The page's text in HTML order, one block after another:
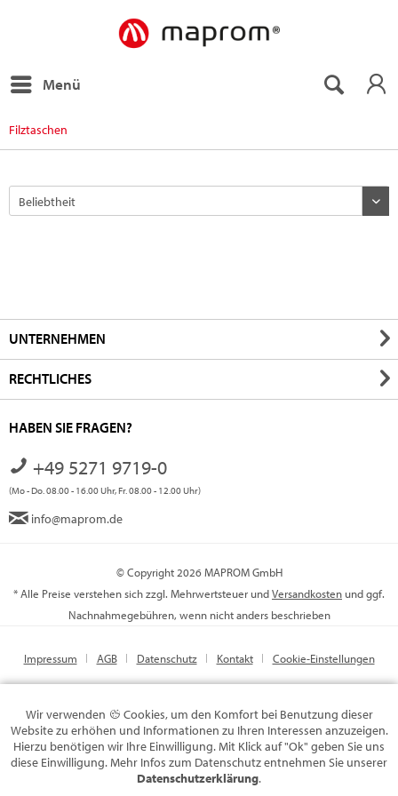
Menü
Filztaschen
UNTERNEHMEN
RECHTLICHES
HABEN SIE FRAGEN?
+49 5271 9719-0
(Mo - Do. 08.00 - 16.00 Uhr, Fr. 08.00 - 12.00 Uhr)
info@maprom.de
© Copyright 2026 MAPROM GmbH
* Alle Preise verstehen sich zzgl. Mehrwertsteuer undVersandkosten und ggf.
Nachnahmegebühren, wenn nicht anders beschrieben
Impressum AGB Datenschutz Kontakt Cookie-Einstellungen
Wir verwenden
Cookies, um den Komfort bei Benutzung dieser
Website zu erhöhen und Informationen zu Ihren Interessen anzuzeigen.
Hierzu benötigen wir Ihre Einwilligung. Mit Klick auf "Ok" geben Sie uns
diese Einwilligung. Mehr Infos zum Datenschutz entnehmen Sie unserer
Datenschutzerklärung.